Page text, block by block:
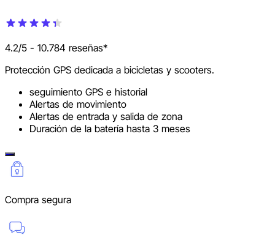
4.2/5 - 10.784 reseñas*
Protección GPS dedicada a bicicletas y scooters.
seguimiento GPS e historial
Alertas de movimiento
Alertas de entrada y salida de zona
Duración de la batería hasta 3 meses
Compra segura